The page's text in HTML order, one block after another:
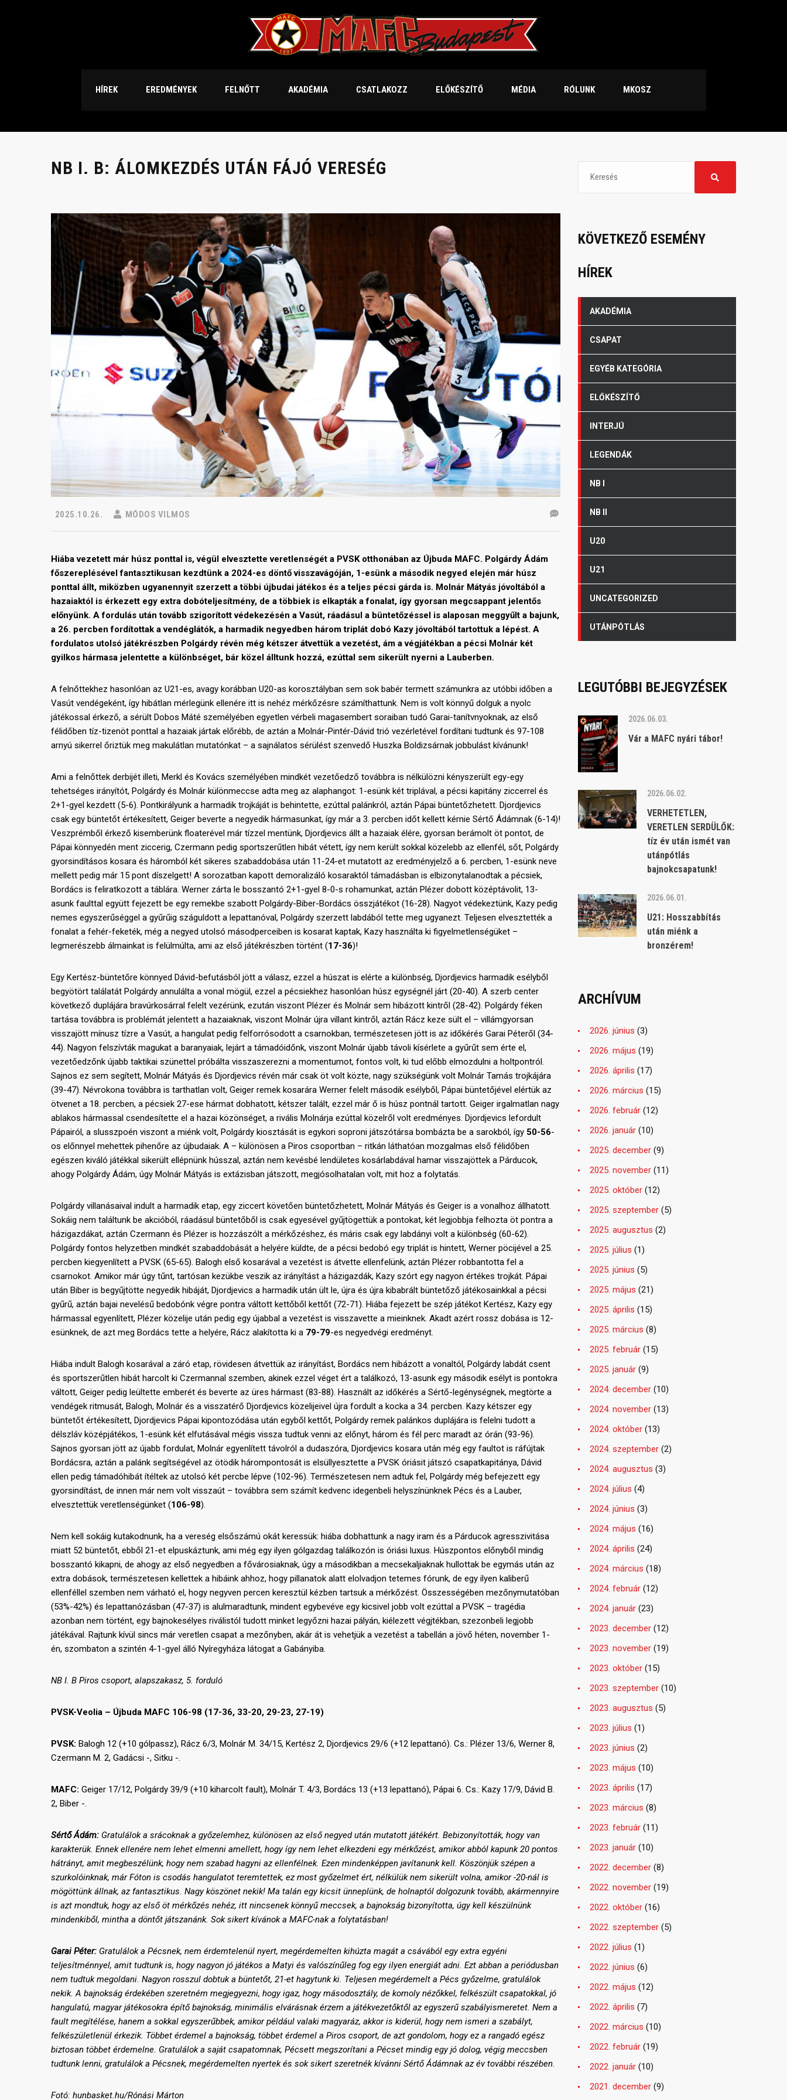
HÍREK EREDMÉNYEK FELNŐTT AKADÉMIA CSATLAKOZZ ELŐKÉSZÍTŐ MÉDIA RÓLUNK MKOSZ
NB I. B: ÁLOMKEZDÉS UTÁN FÁJÓ VERESÉG
2025.10.26. MÓDOS VILMOS
Hiába vezetett már húsz ponttal is, végül elvesztette veretlenségét a PVSK otthonában az Újbuda MAFC. Polgárdy Ádám
főszereplésével fantasztikusan kezdtünk a 2024-es döntő visszavágóján, 1-esünk a második negyed elején már húsz
ponttal állt, miközben ugyanennyit szerzett a többi újbudai játékos és a teljes pécsi gárda is. Molnár Mátyás jóvoltából a
hazaiaktól is érkezett egy extra dobóteljesítmény, de a többiek is elkapták a fonalat, így gyorsan megcsappant jelentős
előnyünk. A fordulás után tovább szigorított védekezésén a Vasút, ráadásul a büntetőzéssel is alaposan meggyűlt a bajunk,
a 26. percben fordítottak a vendéglátók, a harmadik negyedben három triplát dobó Kazy jóvoltából tartottuk a lépést. A
fordulatos utolsó játékrészben Polgárdy révén még kétszer átvettük a vezetést, ám a végjátékban a pécsi Molnár két
gyilkos hármasa jelentette a különbséget, bár közel álltunk hozzá, ezúttal sem sikerült nyerni a Lauberben.
A felnőttekhez hasonlóan az U21-es, avagy korábban U20-as korosztályban sem sok babér termett számunkra az utóbbi időben a
Vasút vendégeként, így hibátlan mérlegünk ellenére itt is nehéz mérkőzésre számíthattunk. Nem is volt könnyű dolguk a nyolc
játékossal érkező, a sérült Dobos Máté személyében egyetlen vérbeli magasembert soraiban tudó Garai-tanítvnyoknak, az első
félidőben tíz-tizenöt ponttal a hazaiak jártak előrébb, de aztán a Molnár-Pintér-Dávid trió vezérletével fordítani tudtunk és 97-108
arnyú sikerrel őriztük meg makulátlan mutatónkat – a sajnálatos sérülést szenvedő Huszka Boldizsárnak jobbulást kívánunk!
Ami a felnőttek derbijét illeti, Merkl és Kovács személyében mindkét vezetőedző továbbra is nélkülözni kényszerült egy-egy
tehetséges irányítót, Polgárdy és Molnár különmeccse adta meg az alaphangot: 1-esünk két triplával, a pécsi kapitány ziccerrel és
2+1-gyel kezdett (5-6). Pontkirályunk a harmadik trojkáját is behintette, ezúttal palánkról, aztán Pápai büntetőzhetett. Djordjevics
csak egy büntetőt értékesített, Geiger beverte a negyedik hármasunkat, így már a 3. percben időt kellett kérnie Sértő Ádámnak (6-14)!
Veszprémből érkező kisemberünk floaterével már tízzel mentünk, Djordjevics állt a hazaiak élére, gyorsan berámolt öt pontot, de
Pápai könnyedén ment ziccerig, Czermann pedig sportszerűtlen hibát vétett, így nem került sokkal közelebb az ellenfél, sőt, Polgárdy
gyorsindításos kosara és háromból két sikeres szabaddobása után 11-24-et mutatott az eredményjelző a 6. percben, 1-esünk neve
mellett pedig már 15 pont díszelgett! A sorozatban kapott demoralizáló kosaraktól támadásban is elbizonytalanodtak a pécsiek,
Bordács is feliratkozott a táblára. Werner zárta le bosszantó 2+1-gyel 8-0-s rohamunkat, aztán Plézer dobott középtávolit, 13-
asunk faulttal együtt fejezett be egy remekbe szabott Polgárdy-Biber-Bordács összjátékot (16-28). Nagyot védekeztünk, Kazy pedig
nemes egyszerűséggel a gyűrűig száguldott a lepattanóval, Polgárdy szerzett labdából tette meg ugyanezt. Teljesen elvesztették a
fonalat a fehér-feketék, még a negyed utolsó másodperceiben is kosarat kaptak, Kazy használta ki figyelmetlenségüket –
legmerészebb álmainkat is felülmúlta, ami az első játékrészben történt (17-36)!
Egy Kertész-büntetőre könnyed Dávid-befutásból jött a válasz, ezzel a húszat is elérte a különbség, Djordjevics harmadik esélyből
begyötört találatát Polgárdy annulálta a vonal mögül, ezzel a pécsiekhez hasonlóan húsz egységnél járt (20-40). A szerb center
következő duplájára bravúrkosárral felelt vezérünk, ezután viszont Plézer és Molnár sem hibázott kintről (28-42). Polgárdy féken
tartása továbbra is problémát jelentett a hazaiaknak, viszont Molnár újra villant kintről, aztán Rácz keze sült el – villámgyorsan
visszajött mínusz tízre a Vasút, a hangulat pedig felforrósodott a csarnokban, természetesen jött is az időkérés Garai Péteről (34-
44). Nagyon felszívták magukat a baranyaiak, lejárt a támadóidőnk, viszont Molnár újabb távoli kísérlete a gyűrűt sem érte el,
vezetőedzőnk újabb taktikai szünettel próbálta visszaszerezni a momentumot, fontos volt, ki tud előbb elmozdulni a holtpontról.
Sajnos ez sem segített, Molnár Mátyás és Djordjevics révén már csak öt volt közte, nagy szükségünk volt Molnár Tamás trojkájára
(39-47). Névrokona továbbra is tarthatlan volt, Geiger remek kosarára Werner felelt második esélyből, Pápai büntetőjével elértük az
ötvenet a 18. percben, a pécsiek 27-ese hármat dobhatott, kétszer talált, ezzel már ő is húsz pontnál tartott. Geiger irgalmatlan nagy
ablakos hármassal csendesítette el a hazai közönséget, a rivális Molnárja ezúttal közelről volt eredményes. Djordjevics lefordult
Pápairól, a slusszpoén viszont a miénk volt, Polgárdy kiosztását is egykori soproni játszótársa bombázta be a sarokból, így 50-56-
os előnnyel mehettek pihenőre az újbudaiak. A – különösen a Piros csoportban – ritkán láthatóan mozgalmas első félidőben
egészen kiváló játékkal sikerült ellépnünk hússzal, aztán nem kevésbé lendületes kosárlabdával hamar visszajöttek a Párducok,
ahogy Polgárdy Ádám, úgy Molnár Mátyás is extázisban játszott, megjósolhatalan volt, mit hoz a folytatás.
Polgárdy villanásaival indult a harmadik etap, egy ziccert követően büntetőzhetett, Molnár Mátyás és Geiger is a vonalhoz állhatott.
Sokáig nem találtunk be akcióból, ráadásul büntetőből is csak egyesével gyűjtögettük a pontokat, két legjobbja felhozta öt pontra a
házigazdákat, aztán Czermann és Plézer is hozzászólt a mérkőzéshez, és máris csak egy labdányi volt a különbség (60-62).
Polgárdy fontos helyzetben mindkét szabaddobását a helyére küldte, de a pécsi bedobó egy triplát is hintett, Werner pöcijével a 25.
percben kiegyenlített a PVSK (65-65). Balogh első kosarával a vezetést is átvette ellenfelünk, aztán Plézer robbantotta fel a
csarnokot. Amikor már úgy tűnt, tartósan kezükbe veszik az irányítást a házigazdák, Kazy szórt egy nagyon értékes trojkát. Pápai
után Biber is begyűjtötte negyedik hibáját, Djordjevics a harmadik után ült le, újra és újra kibabrált büntetőző játékosainkkal a pécsi
gyűrű, aztán bajai nevelésű bedobónk végre pontra váltott kettőből kettőt (72-71). Hiába fejezett be szép játékot Kertész, Kazy egy
hármassal egyenlített, Plézer közelije után pedig egy újabbal a vezetést is visszavette a mieinknek. Akadt azért rossz dobása is 12-
esünknek, de azt meg Bordács tette a helyére, Rácz alakította ki a 79-79-es negyedvégi eredményt.
Hiába indult Balogh kosarával a záró etap, rövidesen átvettük az irányítást, Bordács nem hibázott a vonaltól, Polgárdy labdát csent
és sportszerűtlen hibát harcolt ki Czermannal szemben, akinek ezzel véget ért a találkozó, 13-asunk egy második esélyt is pontokra
váltott, Geiger pedig leültette emberét és beverte az üres hármast (83-88). Használt az időkérés a Sértő-legénységnek, megtörte a
vendégek ritmusát, Balogh, Molnár és a visszatérő Djordjevics közelijeivel újra fordult a kocka a 34. percben. Kazy kétszer egy
büntetőt értékesített, Djordjevics Pápai kipontozódása után egyből kettőt, Polgárdy remek palánkos duplájára is felelni tudott a
délszláv középjátékos, 1-esünk két elfutásával mégis vissza tudtuk venni az előnyt, három és fél perc maradt az órán (93-96).
Sajnos gyorsan jött az újabb fordulat, Molnár egyenlített távolról a dudaszóra, Djordjevics kosara után még egy faultot is ráfújtak
Bordácsra, aztán a palánk segítségével az ötödik hárompontosát is elsüllyesztette a PVSK óriásit játszó csapatkapitánya, Dávid
ellen pedig támadóhibát ítéltek az utolsó két percbe lépve (102-96). Természetesen nem adtuk fel, Polgárdy még befejezett egy
gyorsindítást, de innen már nem volt visszaút – továbbra sem számít kedvenc idegenbeli helyszínünknek Pécs és a Lauber,
elvesztettük veretlenségünket (106-98).
Nem kell sokáig kutakodnunk, ha a vereség elsőszámú okát keressük: hiába dobhattunk a nagy iram és a Párducok agresszivitása
miatt 52 büntetőt, ebből 21-et elpuskáztunk, ami még egy ilyen gólgazdag találkozón is óriási luxus. Húszpontos előnyből mindig
bosszantó kikapni, de ahogy az első negyedben a fővárosiaknak, úgy a másodikban a mecsekaljiaknak hullottak be egymás után az
extra dobások, természetesen kellettek a hibáink ahhoz, hogy pillanatok alatt elolvadjon tetemes fórunk, de egy ilyen kaliberű
ellenféllel szemben nem várható el, hogy negyven percen keresztül kézben tartsuk a mérkőzést. Összességében mezőnymutatóban
(53%-42%) és lepattanózásban (47-37) is alulmaradtunk, mindent egybevéve egy kicsivel jobb volt ezúttal a PVSK – tragédia
azonban nem történt, egy bajnokesélyes riválistól tudott minket legyőzni hazai pályán, kiélezett végjtékban, szezonbeli legjobb
játékával. Rajtunk kívül sincs már veretlen csapat a mezőnyben, akár át is vehetjük a vezetést a tabellán a jövő héten, november 1-
én, szombaton a szintén 4-1-gyel álló Nyíregyháza látogat a Gabányiba.
NB I. B Piros csoport, alapszakasz, 5. forduló
PVSK-Veolia – Újbuda MAFC 106-98 (17-36, 33-20, 29-23, 27-19)
PVSK: Balogh 12 (+10 gólpassz), Rácz 6/3, Molnár M. 34/15, Kertész 2, Djordjevics 29/6 (+12 lepattanó). Cs.: Plézer 13/6, Werner 8,
Czermann M. 2, Gadácsi -, Sitku -.
MAFC: Geiger 17/12, Polgárdy 39/9 (+10 kiharcolt fault), Molnár T. 4/3, Bordács 13 (+13 lepattanó), Pápai 6. Cs.: Kazy 17/9, Dávid B.
2, Biber -.
Sértő Ádám: Gratulálok a srácoknak a győzelemhez, különösen az első negyed után mutatott játékért. Bebizonyították, hogy van
karakterük. Ennek ellenére nem lehet elmenni amellett, hogy így nem lehet elkezdeni egy mérkőzést, amikor abból kapunk 20 pontos
hátrányt, amit megbeszélünk, hogy nem szabad hagyni az ellenfélnek. Ezen mindenképpen javítanunk kell. Köszönjük szépen a
szurkolóinknak, már Fóton is csodás hangulatot teremtettek, ez most győzelmet ért, nélkülük nem sikerült volna, amikor -20-nál is
mögöttünk állnak, az fantasztikus. Nagy köszönet nekik! Ma talán egy kicsit ünneplünk, de holnaptól dolgozunk tovább, akármennyire
is azt mondtuk, hogy az első öt mérkőzés nehéz, itt nincsenek könnyű meccsek, a bajnokság bizonyította, úgy kell készülnünk
mindenkiből, mintha a döntőt játszanánk. Sok sikert kívánok a MAFC-nak a folytatásban!
Garai Péter: Gratulálok a Pécsnek, nem érdemtelenül nyert, megérdemelten kihúzta magát a csávából egy extra egyéni
teljesítménnyel, amit tudtunk is, hogy nagyon jó játékos a Matyi és valószínűleg fog egy ilyen energiát adni. Ezt abban a periódusban
nem tudtuk megoldani. Nagyon rosszul dobtuk a büntetőt, 21-et hagytunk ki. Teljesen megérdemelt a Pécs győzelme, gratulálok
nekik. A bajnokság érdekében szeretném megjegyezni, hogy igaz, hogy másodosztály, de komoly nézőkkel, felkészült csapatokkal, jó
hangulatú, magyar játékosokra építő bajnokság, minimális elvárásnak érzem a játékvezetőktől az egyszerű szabályismeretet. Nem a
fault megítélése, hanem a sokkal egyszerűbbek, amikor például valaki magyaráz, akkor is kiderül, hogy nem ismeri a szabályt,
felkészületlenül érkezik. Többet érdemel a bajnokság, többet érdemel a Piros csoport, de azt gondolom, hogy ez a rangadó egész
biztosan többet érdemelne. Gratulálok a saját csapatomnak, Pécsett megszorítani a Pécset mindig egy jó dolog, végig meccsben
tudtunk lenni, gratulálok a Pécsnek, megérdemelten nyertek és sok sikert szeretnék kívánni Sértő Ádámnak az év további részében.
Fotó: hunbasket.hu/Rónási Márton
KÖVETKEZŐ ESEMÉNY
HÍREK
AKADÉMIA
CSAPAT
EGYÉB KATEGÓRIA
ELŐKÉSZÍTŐ
INTERJÚ
LEGENDÁK
NB I
NB II
U20
U21
UNCATEGORIZED
UTÁNPÓTLÁS
LEGUTÓBBI BEJEGYZÉSEK
2026.06.03.
Vár a MAFC nyári tábor!
2026.06.02.
VERHETETLEN,
VERETLEN SERDÜLŐK:
tíz év után ismét van
utánpótlás
bajnokcsapatunk!
2026.06.01.
U21: Hosszabbítás
után miénk a
bronzérem!
ARCHÍVUM
2026. június (3)
2026. május (19)
2026. április (17)
2026. március (15)
2026. február (12)
2026. január (10)
2025. december (9)
2025. november (11)
2025. október (12)
2025. szeptember (5)
2025. augusztus (2)
2025. július (1)
2025. június (5)
2025. május (21)
2025. április (15)
2025. március (8)
2025. február (15)
2025. január (9)
2024. december (10)
2024. november (13)
2024. október (13)
2024. szeptember (2)
2024. augusztus (3)
2024. július (4)
2024. június (3)
2024. május (16)
2024. április (24)
2024. március (18)
2024. február (12)
2024. január (23)
2023. december (12)
2023. november (19)
2023. október (15)
2023. szeptember (10)
2023. augusztus (5)
2023. július (1)
2023. június (2)
2023. május (10)
2023. április (17)
2023. március (8)
2023. február (11)
2023. január (10)
2022. december (8)
2022. november (19)
2022. október (16)
2022. szeptember (5)
2022. július (1)
2022. június (6)
2022. május (12)
2022. április (7)
2022. március (10)
2022. február (19)
2022. január (10)
2021. december (9)